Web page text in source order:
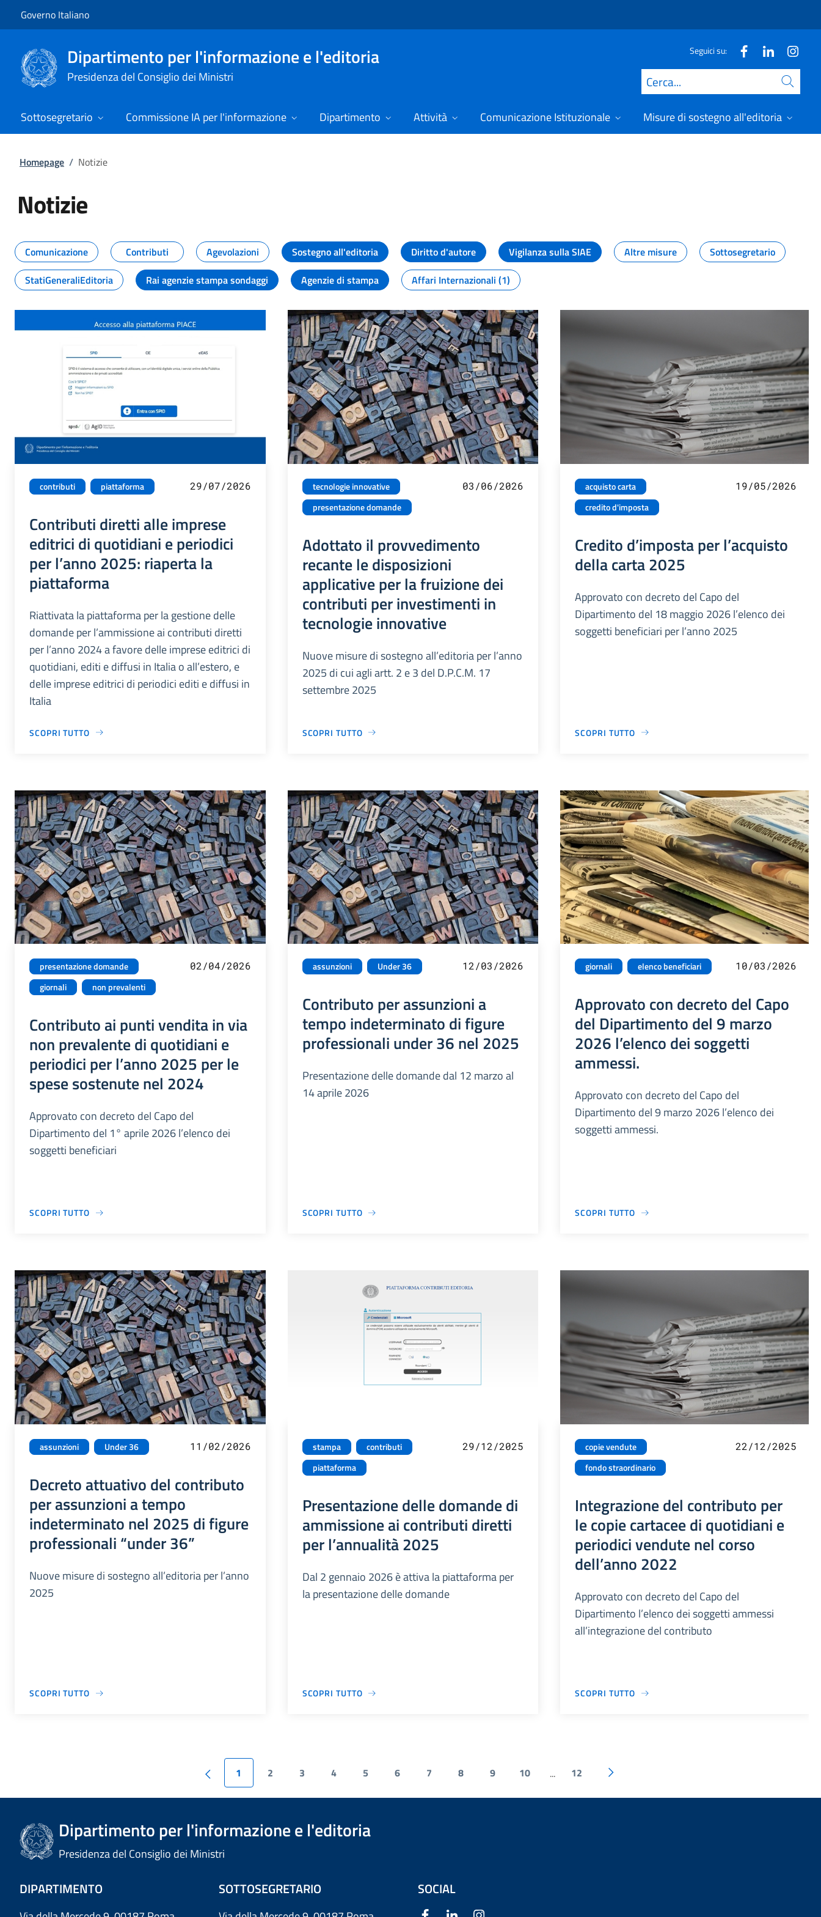
Governo Italiano
Dipartimento per l'informazione e l'editoria
Presidenza del Consiglio dei Ministri
Seguici su:
Cerca
Sottosegretario Commissione IA per l'informazione Dipartimento Attività Comunicazione Istituzionale Misure di sostegno all'editoria
Homepage / Notizie
Notizie
Tutti i contenuti della pagina Notizie
Comunicazione Contributi Agevolazioni Sostegno all'editoria Diritto d'autore Vigilanza sulla SIAE Altre misure
Sottosegretario
StatiGeneraliEditoria
Rai agenzie stampa sondaggi Agenzie di stampa Affari Internazionali (1)
contributi piattaforma 29/07/2026
Contributi diretti alle imprese
editrici di quotidiani e periodici
per l’anno 2025: riaperta la
piattaforma
Riattivata la piattaforma per la gestione delle
domande per l’ammissione ai contributi diretti
per l’anno 2024 a favore delle imprese editrici di
quotidiani, editi e diffusi in Italia o all’estero, e
delle imprese editrici di periodici editi e diffusi in
Italia
SCOPRI TUTTO
tecnologie innovative
presentazione domande
03/06/2026
Adottato il provvedimento
recante le disposizioni
applicative per la fruizione dei
contributi per investimenti in
tecnologie innovative
Nuove misure di sostegno all’editoria per l’anno
2025 di cui agli artt. 2 e 3 del D.P.C.M. 17
settembre 2025
SCOPRI TUTTO
acquisto carta
credito d'imposta
19/05/2026
Credito d’imposta per l’acquisto
della carta 2025
Approvato con decreto del Capo del
Dipartimento del 18 maggio 2026 l’elenco dei
soggetti beneficiari per l’anno 2025
SCOPRI TUTTO
presentazione domande
giornali
non prevalenti
02/04/2026
Contributo ai punti vendita in via
non prevalente di quotidiani e
periodici per l’anno 2025 per le
spese sostenute nel 2024
Approvato con decreto del Capo del
Dipartimento del 1° aprile 2026 l’elenco dei
soggetti beneficiari
SCOPRI TUTTO
assunzioni Under 36 12/03/2026
Contributo per assunzioni a
tempo indeterminato di figure
professionali under 36 nel 2025
Presentazione delle domande dal 12 marzo al
14 aprile 2026
SCOPRI TUTTO
giornali elenco beneficiari 10/03/2026
Approvato con decreto del Capo
del Dipartimento del 9 marzo
2026 l’elenco dei soggetti
ammessi.
Approvato con decreto del Capo del
Dipartimento del 9 marzo 2026 l’elenco dei
soggetti ammessi.
SCOPRI TUTTO
assunzioni Under 36 11/02/2026
Decreto attuativo del contributo
per assunzioni a tempo
indeterminato nel 2025 di figure
professionali “under 36”
Nuove misure di sostegno all’editoria per l’anno
2025
SCOPRI TUTTO
stampa
contributi
piattaforma
29/12/2025
Presentazione delle domande di
ammissione ai contributi diretti
per l’annualità 2025
Dal 2 gennaio 2026 è attiva la piattaforma per
la presentazione delle domande
SCOPRI TUTTO
copie vendute
fondo straordinario
22/12/2025
Integrazione del contributo per
le copie cartacee di quotidiani e
periodici vendute nel corso
dell’anno 2022
Approvato con decreto del Capo del
Dipartimento l’elenco dei soggetti ammessi
all’integrazione del contributo
SCOPRI TUTTO
1 2 3 4 5 6 7 8 9 10 ... 12
Dipartimento per l'informazione e l'editoria
Presidenza del Consiglio dei Ministri
DIPARTIMENTO SOTTOSEGRETARIO SOCIAL